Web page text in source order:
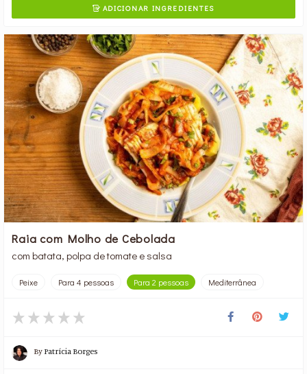
ADICIONAR INGREDIENTES
Raia com Molho de Cebolada
com batata, polpa de tomate e salsa
Peixe Para 4 pessoas Para 2 pessoas Mediterrânea
ByPatrícia Borges